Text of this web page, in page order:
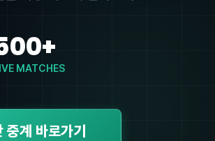
MATCHES
중계 바로가기